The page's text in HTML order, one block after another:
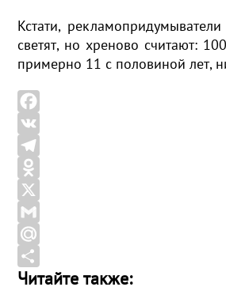
Кстати,
светят, но хреново считают:
примерно 11 с половиной лет,
F
a
c
e
b
o
o
k
V
K
T
e
l
e
g
r
O
d
n
o
k
X
G
m
a
M
a
О
Читайте также: